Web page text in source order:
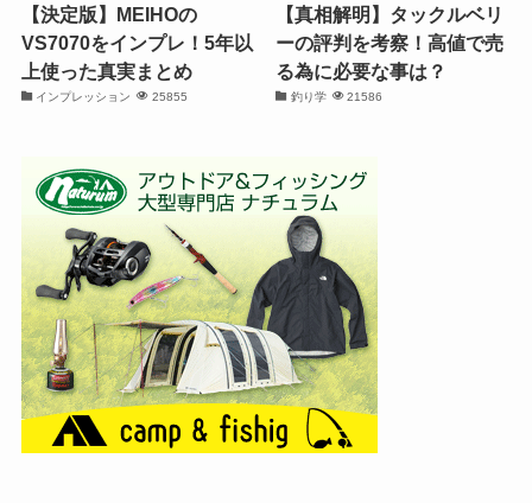
【決定版】MEIHOの
VS7070をインプレ！5年以
上使った真実まとめ
インプレッション 25855
【真相解明】タックルベリ
ーの評判を考察！高値で売
る為に必要な事は？
釣り学 21586